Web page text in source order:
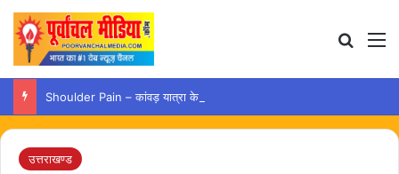
उत्तराखण्ड